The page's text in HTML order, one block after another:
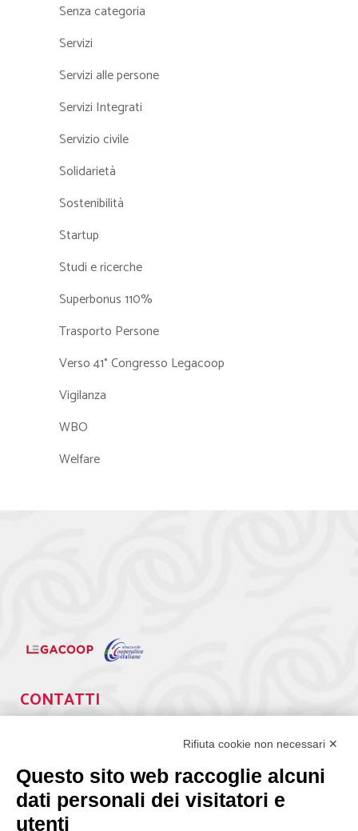
Senza categoria
Servizi
Servizi alle persone
Servizi Integrati
Servizio civile
Solidarietà
Sostenibilità
Startup
Studi e ricerche
Superbonus 110%
Trasporto Persone
Verso 41° Congresso Legacoop
Vigilanza
WBO
Welfare
CONTATTI
segreteria@lps.coop
Rifiuta cookie non necessari ✕
Questo sito web raccoglie alcuni
dati personali dei visitatori e
utenti